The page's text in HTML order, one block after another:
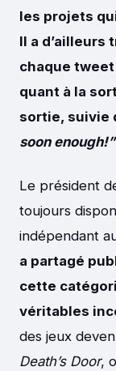
les projets
Il a d’ailleurs
chaque
quant à la
sortie, suivie
soon enough!”
Le président
toujours
indépendant
a partagé
cette
véritables
des jeux
Death’s Door,